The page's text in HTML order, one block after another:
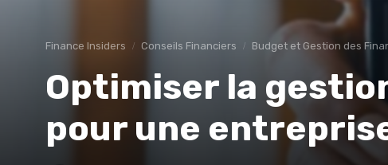
Finance Insiders Conseils Financiers Budget et Gestion des
Optimiser la
pour une